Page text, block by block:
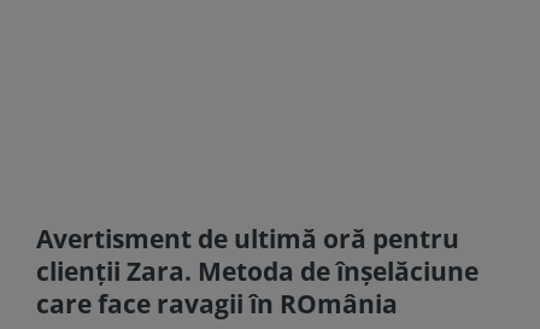
Avertisment de ultimă oră pentru
clienții Zara. Metoda de înșelăciune
care face ravagii în ROmânia